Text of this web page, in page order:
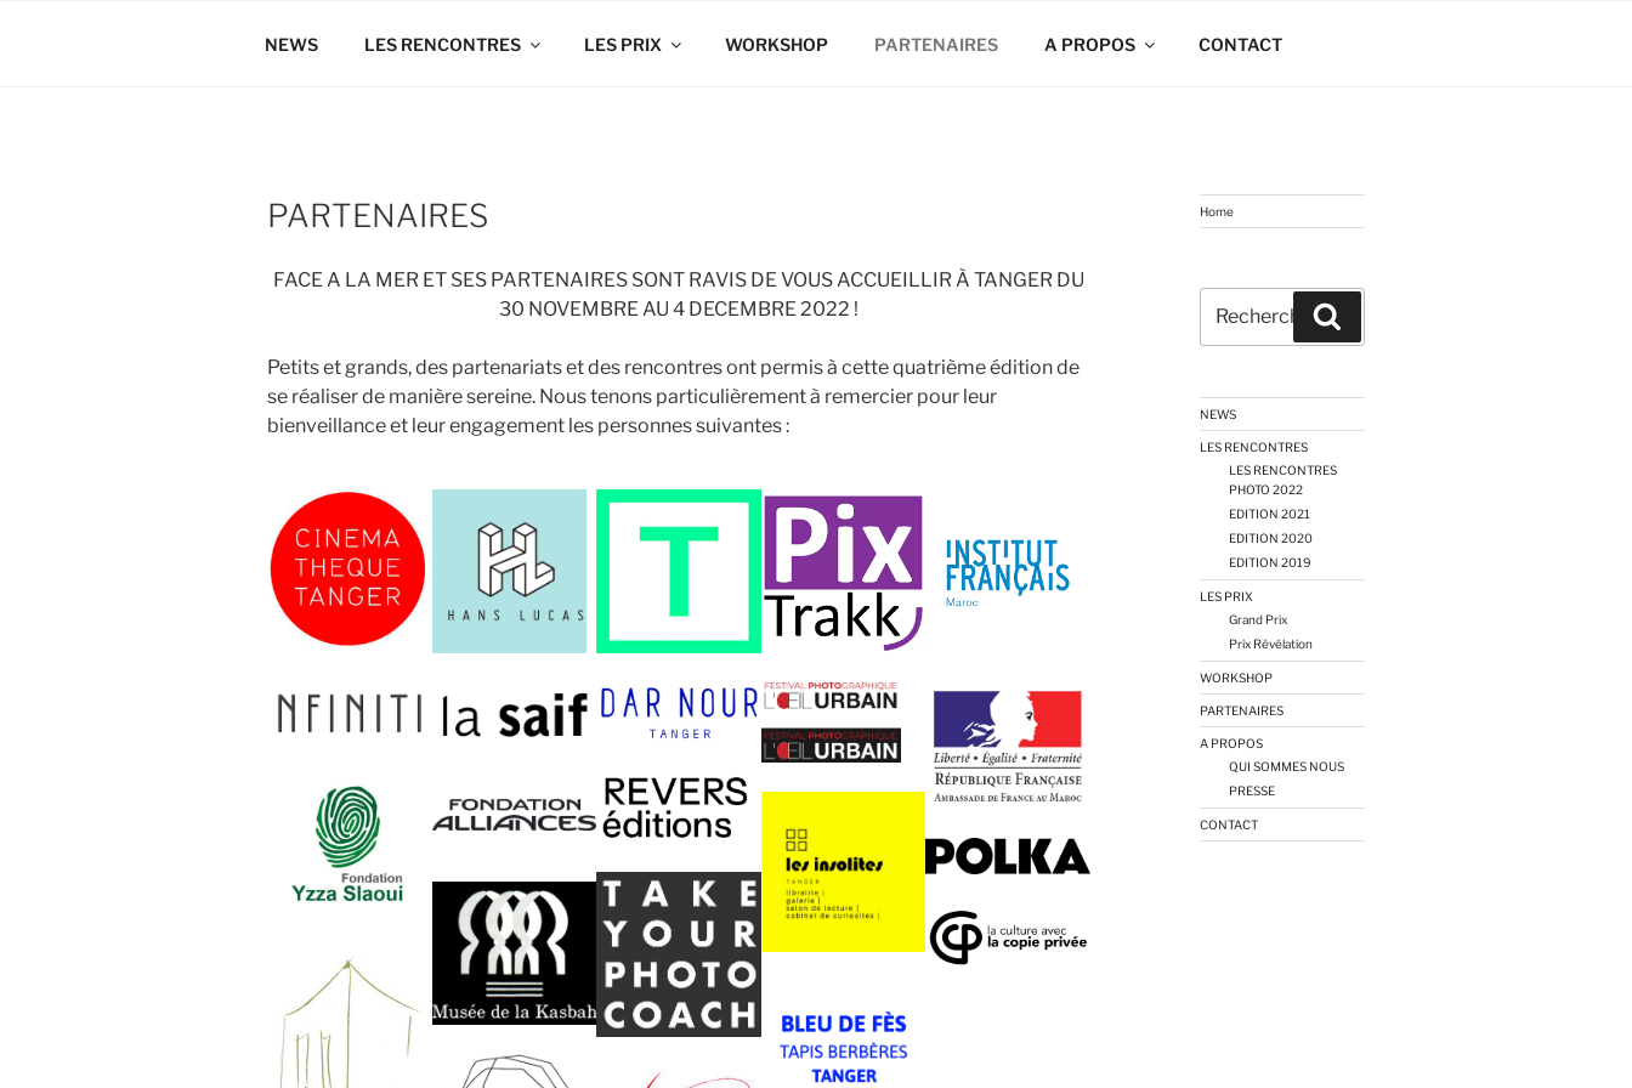
NEWS LES RENCONTRES LES PRIX WORKSHOP PARTENAIRES A PROPOS CONTACT
PARTENAIRES
FACE A LA MER ET SES PARTENAIRES SONT RAVIS DE VOUS ACCUEILLIR À TANGER DU
30 NOVEMBRE AU 4 DECEMBRE 2022 !
Petits et grands, des partenariats et des rencontres ont permis à cette quatrième édition de
se réaliser de manière sereine. Nous tenons particulièrement à remercier pour leur
bienveillance et leur engagement les personnes suivantes :
Home
pour
:
NEWS
LES RENCONTRES
LES RENCONTRES
PHOTO 2022
EDITION 2021
EDITION 2020
EDITION 2019
LES PRIX
Grand Prix
Prix Révélation
WORKSHOP
PARTENAIRES
A PROPOS
QUI SOMMES NOUS
PRESSE
CONTACT